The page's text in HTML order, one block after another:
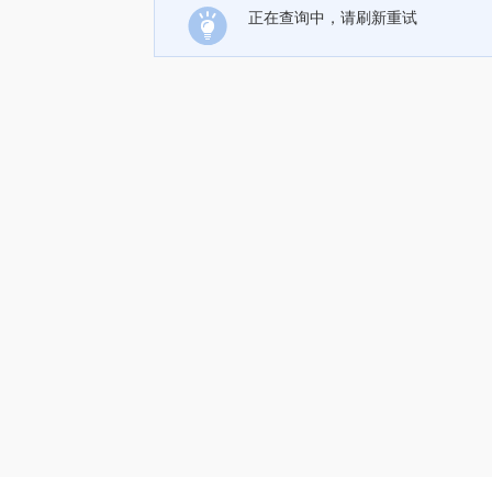
正在查询中，请刷新重试